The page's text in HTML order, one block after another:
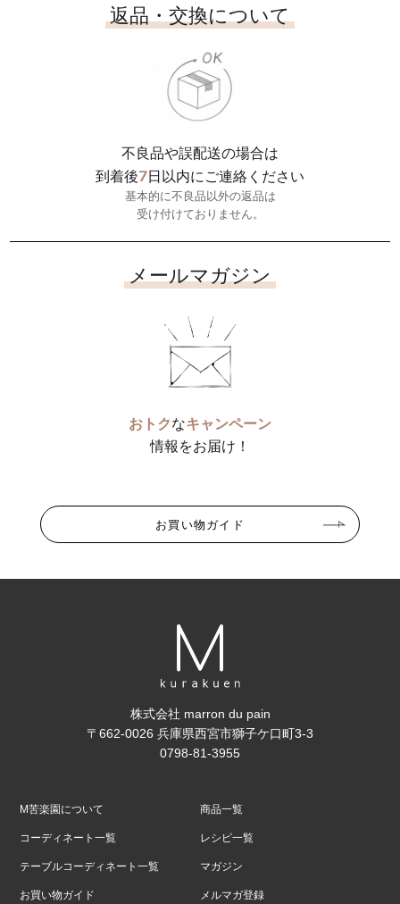
返品・交換について
不良品や誤配送の場合は
到着後7日以内にご連絡ください
基本的に不良品以外の返品は
受け付けておりません。
メールマガジン
おトクなキャンペーン
情報をお届け！
お買い物ガイド
株式会社 marron du pain
〒662-0026 兵庫県西宮市獅子ケ口町3-3
0798-81-3955
M苦楽園について 商品一覧
コーディネート一覧 レシピ一覧
テーブルコーディネート一覧 マガジン
お買い物ガイド メルマガ登録